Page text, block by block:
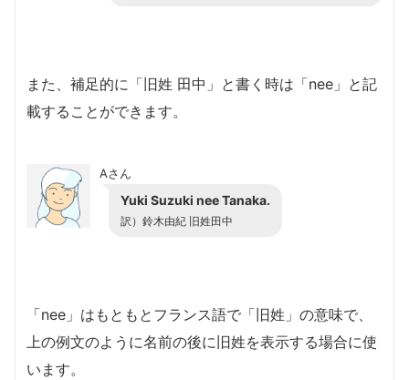
また、補足的に「旧姓 田中」と書く時は「nee」と記
載することができます。
Aさん
Yuki Suzuki nee Tanaka.
訳）鈴木由紀 旧姓田中
「nee」はもともとフランス語で「旧姓」の意味で、
上の例文のように名前の後に旧姓を表示する場合に使
います。